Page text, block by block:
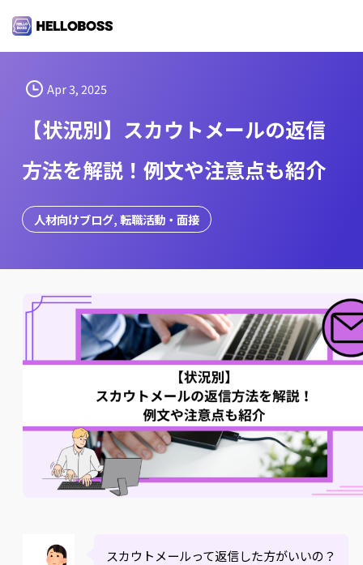
i
Apr 3, 2025
【状況別】スカウトメールの返信
方法を解説！例文や注意点も紹介
人材向けブログ, 転職活動・面接
スカウトメールって返信した方がいいの？